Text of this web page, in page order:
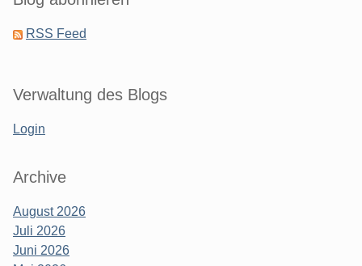
RSS Feed
Verwaltung des Blogs
Login
Archive
August 2026
Juli 2026
Juni 2026